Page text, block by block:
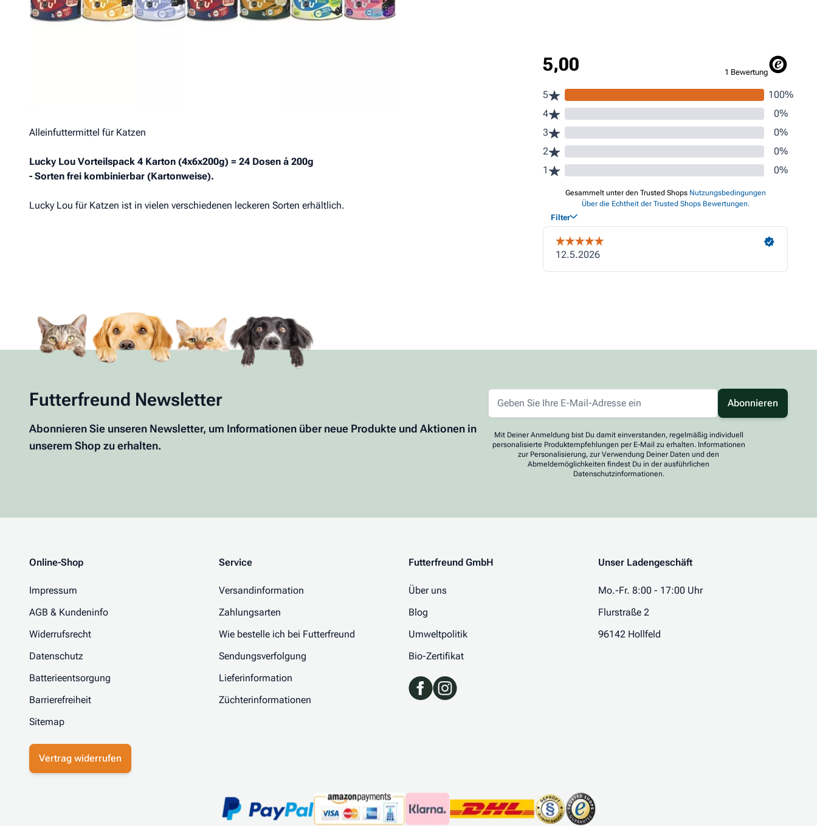
Alleinfuttermittel für Katzen
Lucky Lou Vorteilspack 4 Karton (4x6x200g) = 24 Dosen á 200g
- Sorten frei kombinierbar (Kartonweise).
Lucky Lou für Katzen ist in vielen verschiedenen leckeren Sorten erhältlich.
Futterfreund Newsletter
Abonnieren Sie unseren Newsletter, um Informationen über neue Produkte und Aktionen in
unserem Shop zu erhalten.
Abonnieren
Mit Deiner Anmeldung bist Du damit einverstanden, regelmäßig individuell
personalisierte Produktempfehlungen per E-Mail zu erhalten. Informationen
zur Personalisierung, zur Verwendung Deiner Daten und den
Abmeldemöglichkeiten findest Du in der ausführlichen
Datenschutzinformationen.
Online-Shop
Impressum
AGB & Kundeninfo
Widerrufsrecht
Datenschutz
Batterieentsorgung
Barrierefreiheit
Sitemap
Service
Versandinformation
Zahlungsarten
Wie bestelle ich bei Futterfreund
Sendungsverfolgung
Lieferinformation
Züchterinformationen
Futterfreund GmbH
Über uns
Blog
Umweltpolitik
Bio-Zertifikat
Unser Ladengeschäft
Mo.-Fr. 8:00 - 17:00 Uhr
Flurstraße 2
96142 Hollfeld
Vertrag widerrufen